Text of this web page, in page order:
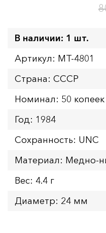
В наличии: 1 шт.
Артикул: MT-4801
Страна: СССР
Номинал: 50 копеек
Год: 1984
Сохранность: UNC
Материал: Медно-
Вес: 4.4 г
Диаметр: 24 мм